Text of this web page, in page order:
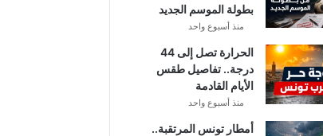
بطولة الموسم الجديد
منذ أسبوع واحد
الحرارة تصل إلى 44
درجة.. تفاصيل طقس
الأيام القادمة
منذ أسبوع واحد
أمطار تونس المرتقبة..